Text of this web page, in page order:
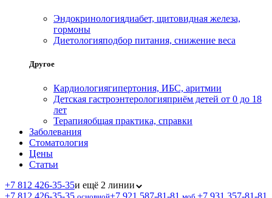
Эндокринологиядиабет, щитовидная железа,
гормоны
Диетологияподбор питания, снижение веса
Другое
Кардиологиягипертония, ИБС, аритмии
Детская гастроэнтерологияприём детей от 0 до 18
лет
Терапияобщая практика, справки
Заболевания
Стоматология
Цены
Статьи
+7 812 426‑35‑35и ещё 2 линии
+7 812 426‑35‑35 основной+7 921 587‑81‑81 моб. +7 931 357‑81‑81